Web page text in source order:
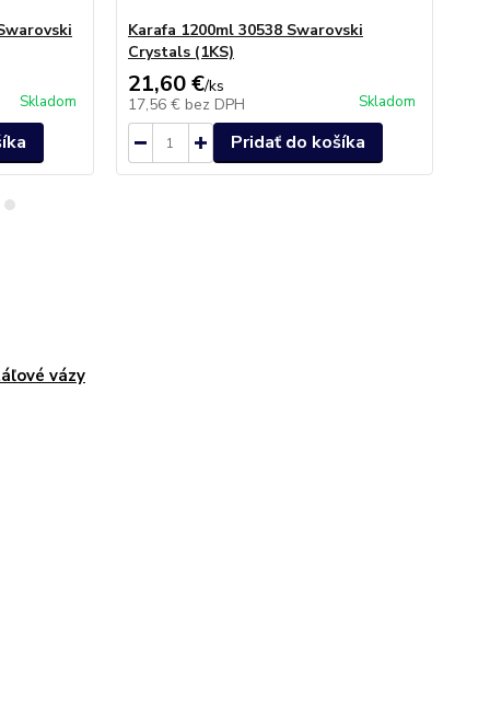
Skladom
Karafa 1200ml 30538 Swarovski
Crystals (1KS)
21,60 €/ks
17,56 € bez DPH Skladom
Pridať do košíka
vázy